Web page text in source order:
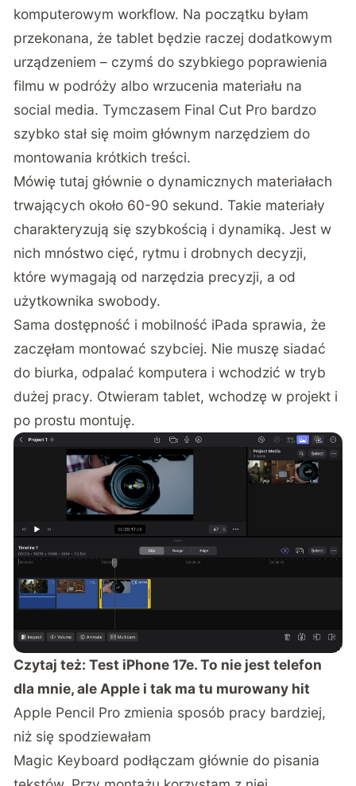
komputerowym workflow. Na początku byłam
przekonana, że tablet będzie raczej dodatkowym
urządzeniem – czymś do szybkiego poprawienia
filmu w podróży albo wrzucenia materiału na
social media. Tymczasem Final Cut Pro bardzo
szybko stał się moim głównym narzędziem do
montowania krótkich treści.
Mówię tutaj głównie o dynamicznych materiałach
trwających około 60-90 sekund. Takie materiały
charakteryzują się szybkością i dynamiką. Jest w
nich mnóstwo cięć, rytmu i drobnych decyzji,
które wymagają od narzędzia precyzji, a od
użytkownika swobody.
Sama dostępność i mobilność iPada sprawia, że
zaczęłam montować szybciej. Nie muszę siadać
do biurka, odpalać komputera i wchodzić w tryb
dużej pracy. Otwieram tablet, wchodzę w projekt i
po prostu montuję.
Czytaj też:Test iPhone 17e. To nie jest telefon
dla mnie, ale Apple i tak ma tu murowany hit
Apple Pencil Pro zmienia sposób pracy bardziej,
niż się spodziewałam
Magic Keyboard podłączam głównie do pisania